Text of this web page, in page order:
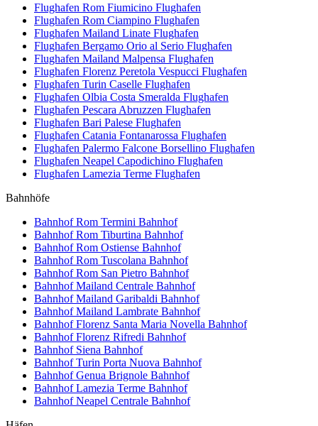
Flughafen Rom Fiumicino Flughafen
Flughafen Rom Ciampino Flughafen
Flughafen Mailand Linate Flughafen
Flughafen Bergamo Orio al Serio Flughafen
Flughafen Mailand Malpensa Flughafen
Flughafen Florenz Peretola Vespucci Flughafen
Flughafen Turin Caselle Flughafen
Flughafen Olbia Costa Smeralda Flughafen
Flughafen Pescara Abruzzen Flughafen
Flughafen Bari Palese Flughafen
Flughafen Catania Fontanarossa Flughafen
Flughafen Palermo Falcone Borsellino Flughafen
Flughafen Neapel Capodichino Flughafen
Flughafen Lamezia Terme Flughafen
Bahnhöfe
Bahnhof Rom Termini Bahnhof
Bahnhof Rom Tiburtina Bahnhof
Bahnhof Rom Ostiense Bahnhof
Bahnhof Rom Tuscolana Bahnhof
Bahnhof Rom San Pietro Bahnhof
Bahnhof Mailand Centrale Bahnhof
Bahnhof Mailand Garibaldi Bahnhof
Bahnhof Mailand Lambrate Bahnhof
Bahnhof Florenz Santa Maria Novella Bahnhof
Bahnhof Florenz Rifredi Bahnhof
Bahnhof Siena Bahnhof
Bahnhof Turin Porta Nuova Bahnhof
Bahnhof Genua Brignole Bahnhof
Bahnhof Lamezia Terme Bahnhof
Bahnhof Neapel Centrale Bahnhof